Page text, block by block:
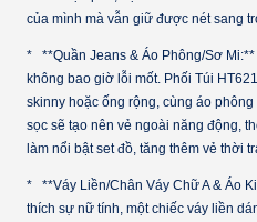
của mình mà vẫn giữ được nét sang
* **Quần Jeans & Áo Phông/Sơ
không bao giờ lỗi mốt. Phối Túi
skinny hoặc ống rộng, cùng áo
sọc sẽ tạo nên vẻ ngoài năng động,
làm nổi bật set đồ, tăng thêm vẻ thời
* **Váy Liền/Chân Váy Chữ A & Áo
thích sự nữ tính, một chiếc váy liền